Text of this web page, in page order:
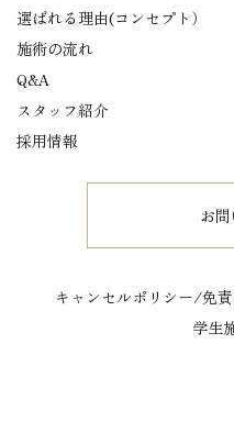
選ばれる理由(コンセプト）
施術の流れ
Q&A
スタッフ紹介
採用情報
お
キャンセルポリシー/免責
学生